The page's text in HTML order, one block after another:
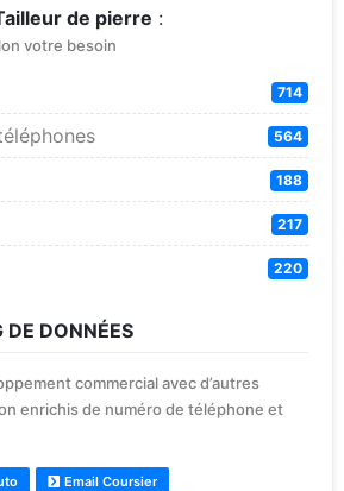
de pierre :
votre besoin
714
564
188
217
220
DE DONNÉES
commercial avec d’autres
enrichis de numéro de téléphone et
Email Coursier